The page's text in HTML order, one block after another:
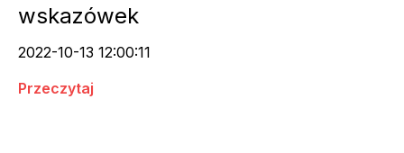
wskazówek
2022-10-13 12:00:11
Przeczytaj